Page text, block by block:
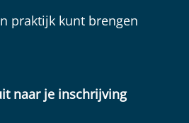
praktijk kunt brengen
naar je inschrijving